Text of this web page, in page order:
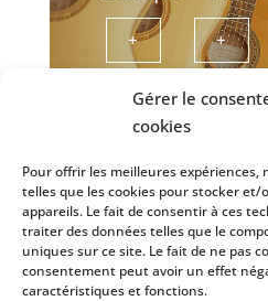
Gérer le
cookies
Pour offrir les meilleures
telles que les cookies pour stocker
appareils. Le fait de consentir à ces
traiter des données telles que le
uniques sur ce site. Le fait de ne pas
consentement peut avoir un effet
caractéristiques et fonctions.
+ +